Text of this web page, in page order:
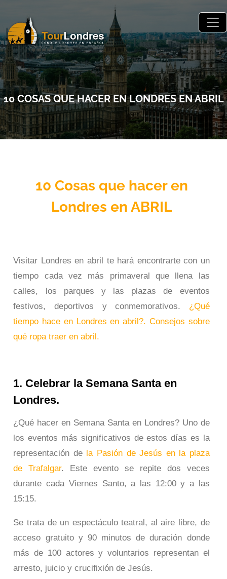
10 COSAS QUE HACER EN LONDRES EN ABRIL
10 Cosas que hacer en
Londres en ABRIL
Visitar Londres en abril te hará encontrarte con un
tiempo cada vez más primaveral que llena las
calles, los parques y las plazas de eventos
festivos, deportivos y conmemorativos. ¿Qué
tiempo hace en Londres en abril?. Consejos sobre
qué ropa traer en abril.
1. Celebrar la Semana Santa en
Londres.
¿Qué hacer en Semana Santa en Londres? Uno de
los eventos más significativos de estos días es la
representación dela Pasión de Jesús en la plaza
de Trafalgar. Este evento se repite dos veces
durante cada Viernes Santo, a las 12:00 y a las
15:15.
Se trata de un espectáculo teatral, al aire libre, de
acceso gratuito y 90 minutos de duración donde
más de 100 actores y voluntarios representan el
arresto, juicio y crucifixión de Jesús.